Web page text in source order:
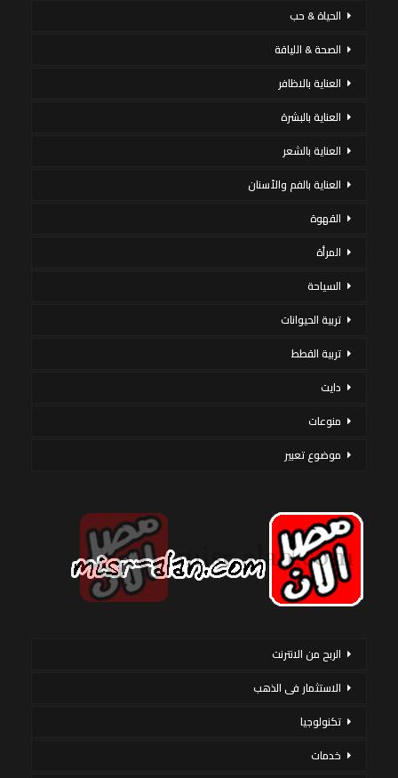
الحياة & حب
الصحة & اللياقة
العناية بالاظافر
العناية بالبشرة
العناية بالشعر
العناية بالفم والأسنان
القهوة
المرأة
السياحة
تربية الحيوانات
تربية القطط
دايت
منوعات
موضوع تعبير
الربح من الانترنت
الاستثمار فى الذهب
تكنولوجيا
خدمات